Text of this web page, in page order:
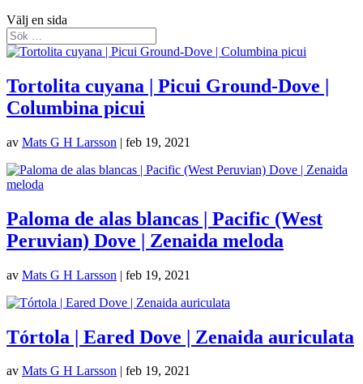
Välj en sida
Tortolita cuyana | Picui Ground-Dove |
Columbina picui
av Mats G H Larsson | feb 19, 2021
Paloma de alas blancas | Pacific (West
Peruvian) Dove | Zenaida meloda
av Mats G H Larsson | feb 19, 2021
Tórtola | Eared Dove | Zenaida auriculata
av Mats G H Larsson | feb 19, 2021